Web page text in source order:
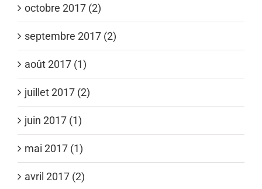
octobre 2017 (2)
septembre 2017 (2)
août 2017 (1)
juillet 2017 (2)
juin 2017 (1)
mai 2017 (1)
avril 2017 (2)